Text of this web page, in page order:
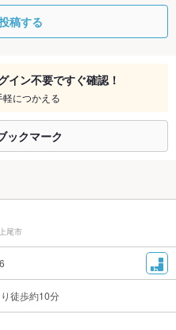
稿する
イン不要ですぐ確認！
につかえる
ックマーク
尾市
徒歩約10分